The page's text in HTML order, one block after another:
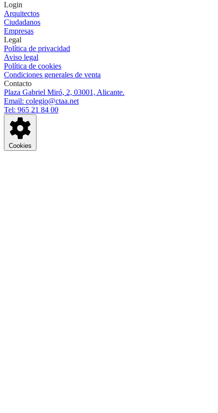
Login
Arquitectos
Ciudadanos
Empresas
Legal
Política de privacidad
Aviso legal
Política de cookies
Condiciones generales de venta
Contacto
Plaza Gabriel Miró, 2, 03001, Alicante.
Email: colegio@ctaa.net
Tel: 965 21 84 00
Cookies